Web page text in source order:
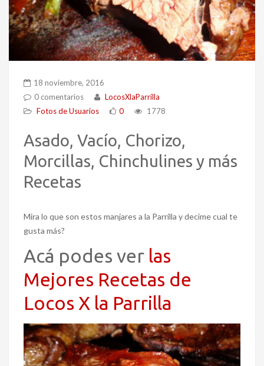
18 noviembre, 2016
0 comentarios
LocosXlaParrilla
Fotos de Usuarios
0 1778
Asado, Vacío, Chorizo,
Morcillas, Chinchulines y más
Recetas
Mira lo que son estos manjares a la Parrilla y decime cual te
gusta más?
Acá podes ver las
Mejores Recetas de
Locos X la Parrilla